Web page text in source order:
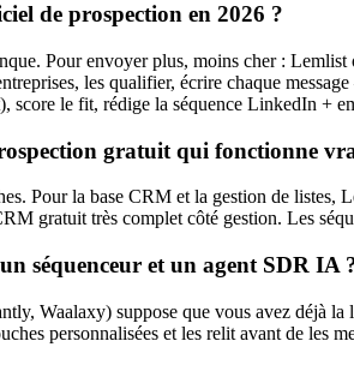
de prospection en 2026 ?
Pour envoyer plus, moins cher :
les qualifier, écrire chaque
le fit, rédige la séquence LinkedIn +
gratuit qui fonctionne
Pour la base CRM et la gestion de
gratuit très complet côté gestion. Les
séquenceur et un agent SDR IA
Waalaxy) suppose que vous avez déjà
personnalisées et les relit avant de les